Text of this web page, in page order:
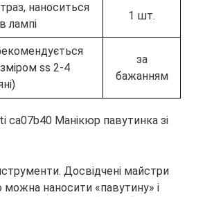
наноситься
лампі
1 шт.
ss 2-4
за
бажанням
Досвідчені майстри
наносити «павутину» і